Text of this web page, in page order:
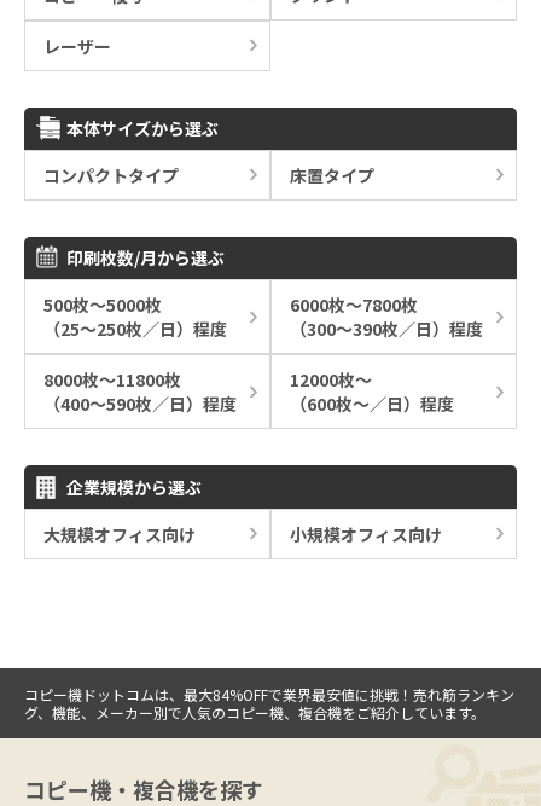
レーザー
本体サイズから選ぶ
コンパクトタイプ
床置タイプ
印刷枚数/月から選ぶ
500枚～5000枚
（25～250枚／日）程度
6000枚～7800枚
（300～390枚／日）程度
8000枚～11800枚
（400～590枚／日）程度
12000枚～
（600枚～／日）程度
企業規模から選ぶ
大規模オフィス向け
小規模オフィス向け
コピー機ドットコムは、最大84%OFFで業界最安値に挑戦！売れ筋ランキン
グ、機能、メーカー別で人気のコピー機、複合機をご紹介しています。
コピー機・複合機を探す